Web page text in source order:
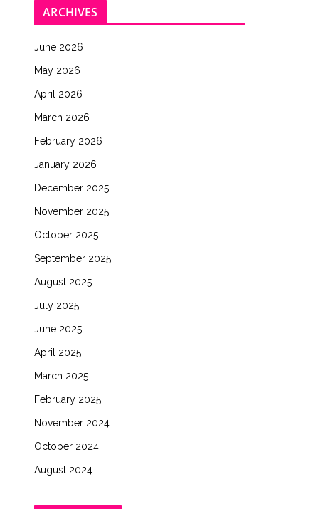
ARCHIVES
June 2026
May 2026
April 2026
March 2026
February 2026
January 2026
December 2025
November 2025
October 2025
September 2025
August 2025
July 2025
June 2025
April 2025
March 2025
February 2025
November 2024
October 2024
August 2024